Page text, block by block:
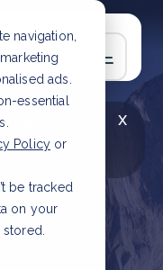
navigation,
ads.
essential
Policy or
be tracked
on your
x
uw positie als
Lees